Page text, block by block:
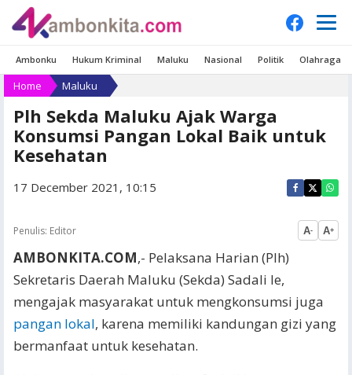
Ambonku Hukum Kriminal Maluku Nasional Politik Olahraga
Home Maluku
Plh Sekda Maluku Ajak Warga
Konsumsi Pangan Lokal Baik untuk
Kesehatan
17 December 2021, 10:15
Penulis: Editor A- A+
AMBONKITA.COM,- Pelaksana Harian (Plh)
Sekretaris Daerah Maluku (Sekda) Sadali Ie,
mengajak masyarakat untuk mengkonsumsi juga
pangan lokal, karena memiliki kandungan gizi yang
bermanfaat untuk kesehatan.